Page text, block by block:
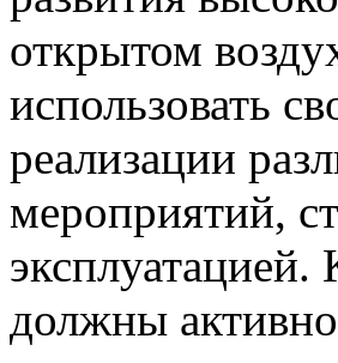
открытом
использовать
реализации
мероприятий,
должны